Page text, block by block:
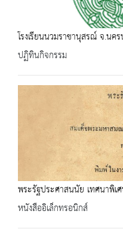
โรงเรียนนวมราชานุสรณ์ จ.น
ปฏิทินกิจกรรม
พระรัฐประศาสนนัย เทศนาพิเ
หนังสืออิเล็กทรอนิกส์